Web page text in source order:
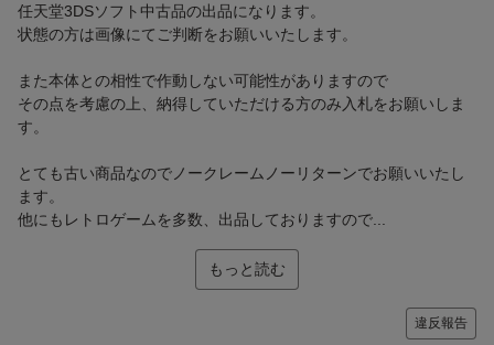
任天堂3DSソフト中古品の出品になります。
状態の方は画像にてご判断をお願いいたします。
また本体との相性で作動しない可能性がありますので
その点を考慮の上、納得していただける方のみ入札をお願いしま
す。
とても古い商品なのでノークレームノーリターンでお願いいたし
ます。
他にもレトロゲームを多数、出品しておりますので...
もっと読む
違反報告